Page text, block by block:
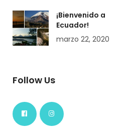
¡Bienvenido a
Ecuador!
marzo 22, 2020
Follow Us